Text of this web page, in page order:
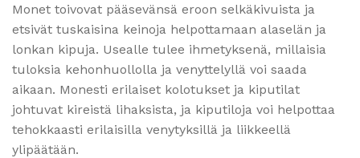
Monet toivovat pääsevänsä eroon selkäkivuista ja
etsivät tuskaisina keinoja helpottamaan alaselän ja
lonkan kipuja. Usealle tulee ihmetyksenä, millaisia
tuloksia kehonhuollolla ja venyttelyllä voi saada
aikaan. Monesti erilaiset kolotukset ja kiputilat
johtuvat kireistä lihaksista, ja kiputiloja voi helpottaa
tehokkaasti erilaisilla venytyksillä ja liikkeellä
ylipäätään.